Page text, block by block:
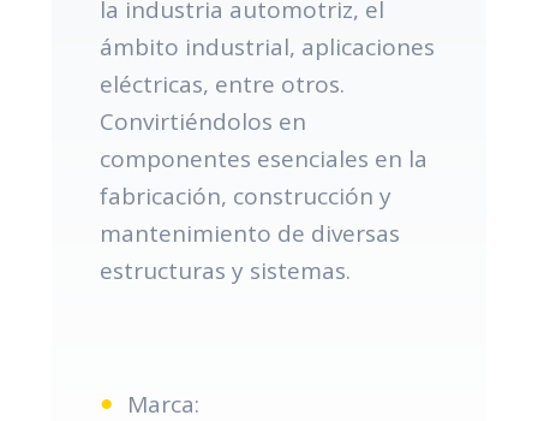
la industria automotriz, el
ámbito industrial, aplicaciones
eléctricas, entre otros.
Convirtiéndolos en
componentes esenciales en la
fabricación, construcción y
mantenimiento de diversas
estructuras y sistemas.
Marca: